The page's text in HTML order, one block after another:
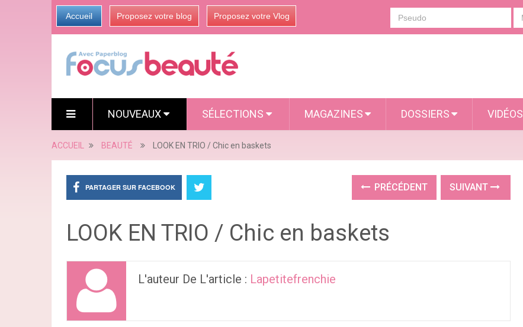
Accueil Proposez votre blog Proposez votre Vlog
NOUVEAUX SÉLECTIONS MAGAZINES DOSSIERS VIDÉOS
ACCUEIL BEAUTÉ LOOK EN TRIO / Chic en baskets
PARTAGER SUR FACEBOOK PRÉCÉDENT SUIVANT
LOOK EN TRIO / Chic en baskets
L'auteur De L'article : Lapetitefrenchie